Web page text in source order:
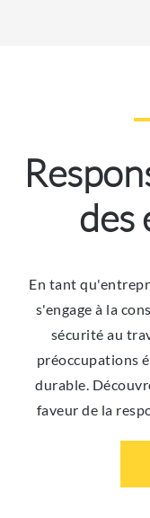
des
En tant
s'engage à la
sécurité au
préoccupations
durable.
faveur de la